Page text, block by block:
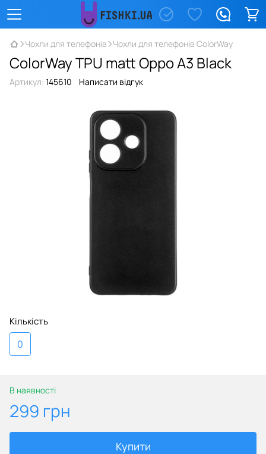
Чохли для телефонів Чохли для телефонів ColorWay
ColorWay TPU matt Oppo A3 Black
Артикул: 145610 Написати відгук
Кількість
0
В наявності
299 грн
Купити